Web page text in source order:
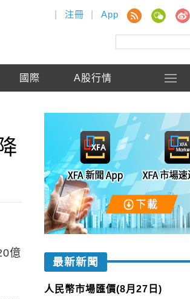
注冊 App
國際 A股行情
億
最新新聞
人民幣市場匯價(8月27日)